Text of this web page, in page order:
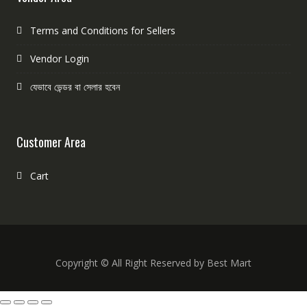
Terms and Conditions for Sellers
Vendor Login
যেভাবে ভেন্ডর বা সেলার হবেন
Customer Area
Cart
Copyright © All Right Reserved by Best Mart